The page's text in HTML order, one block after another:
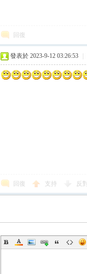
回復
發表於 2023-9-12 03:26:53
回復 支持 反對